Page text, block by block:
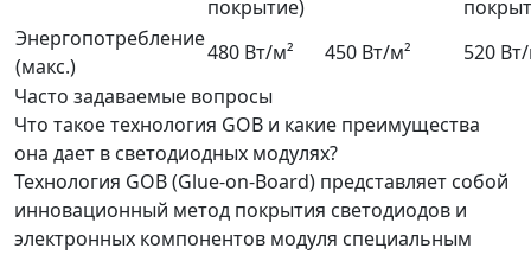
покрытие)
Энергопотребление
(макс.)
480 Вт/м² 450 Вт/м²
520
Часто задаваемые вопросы
Что такое технология GOB и какие преимущества
она дает в светодиодных модулях?
Технология GOB (Glue-on-Board) представляет собой
инновационный метод покрытия светодиодов и
электронных компонентов модуля специальным